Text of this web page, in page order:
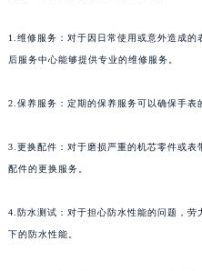
1.维修服务：对于因日常使用或意外造成
后服务中心能够提供专业的维修服务。
2.保养服务：定期的保养服务可以确保手表
3.更换配件：对于磨损严重的机芯零件或
配件的更换服务。
4.防水测试：对于担心防水性能的问题，
下的防水性能。